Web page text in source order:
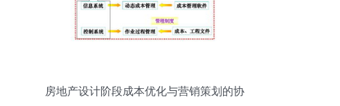
房地产设计阶段成本优化与营销策划的协